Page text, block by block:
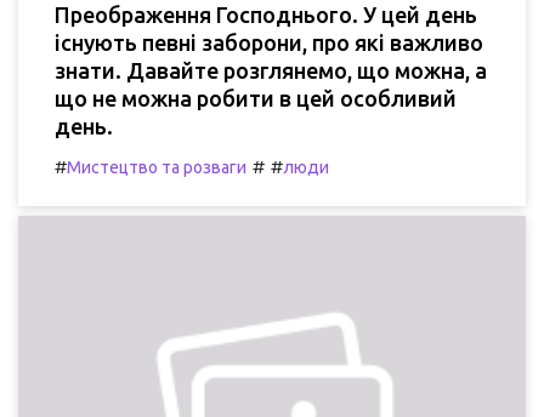
Преображення Господнього. У цей день
існують певні заборони, про які важливо
знати. Давайте розглянемо, що можна, а
що не можна робити в цей особливий
день.
#Мистецтво та розваги # #люди